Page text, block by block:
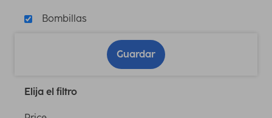
Bombillas
Guardar
Elija el filtro